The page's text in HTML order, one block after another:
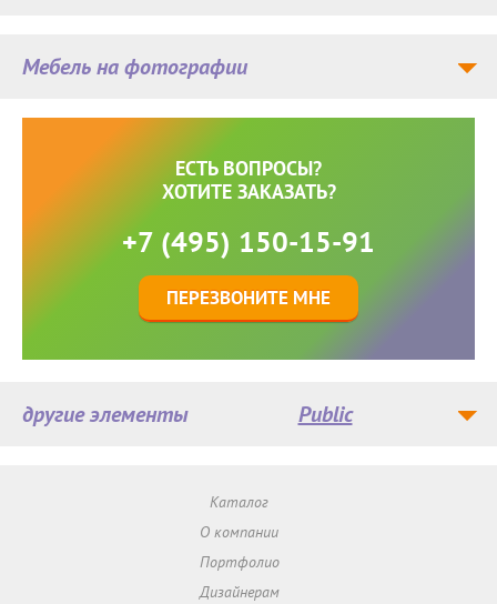
Мебель на фотографии
ЕСТЬ ВОПРОСЫ?
ХОТИТЕ ЗАКАЗАТЬ?
+7 (495) 150-15-91
ПЕРЕЗВОНИТЕ МНЕ
другие элементы Public
Каталог
О компании
Портфолио
Дизайнерам